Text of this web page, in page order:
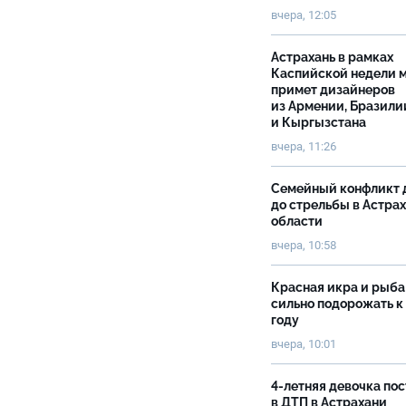
вчера, 12:05
Астрахань в рамках
Каспийской недели
примет дизайнеров
из Армении,
и Кыргызстана
вчера, 11:26
Семейный конфликт
до стрельбы в
области
вчера, 10:58
Красная икра и рыба
сильно подорожать
году
вчера, 10:01
4-летняя девочка
в ДТП в Астрахани